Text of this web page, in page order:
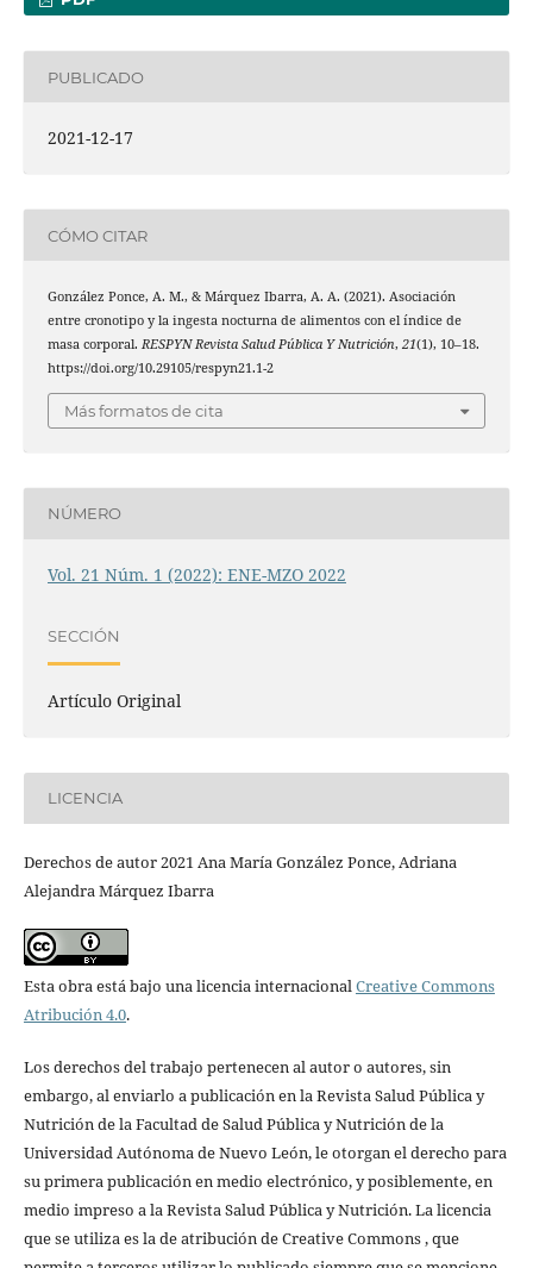
PUBLICADO
2021-12-17
CÓMO CITAR
González Ponce, A. M., & Márquez Ibarra, A. A. (2021). Asociación
entre cronotipo y la ingesta nocturna de alimentos con el índice de
masa corporal. RESPYN Revista Salud Pública Y Nutrición, 21(1), 10–18.
https://doi.org/10.29105/respyn21.1-2
Más formatos de cita
NÚMERO
Vol. 21 Núm. 1 (2022): ENE-MZO 2022
SECCIÓN
Artículo Original
LICENCIA
Derechos de autor 2021 Ana María González Ponce, Adriana
Alejandra Márquez Ibarra
Esta obra está bajo una licencia internacionalCreative Commons
Atribución 4.0.
Los derechos del trabajo pertenecen al autor o autores, sin
embargo, al enviarlo a publicación en la Revista Salud Pública y
Nutrición de la Facultad de Salud Pública y Nutrición de la
Universidad Autónoma de Nuevo León, le otorgan el derecho para
su primera publicación en medio electrónico, y posiblemente, en
medio impreso a la Revista Salud Pública y Nutrición. La licencia
que se utiliza es la de atribución de Creative Commons , que